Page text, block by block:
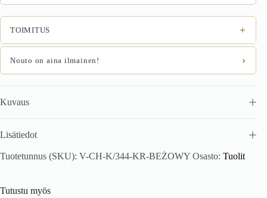
TOIMITUS +
Nouto on aina ilmainen! ›
Kuvaus
Lisätiedot
Tuotetunnus (SKU): V-CH-K/344-KR-BEŻOWY Osasto: Tuolit
Tutustu myös